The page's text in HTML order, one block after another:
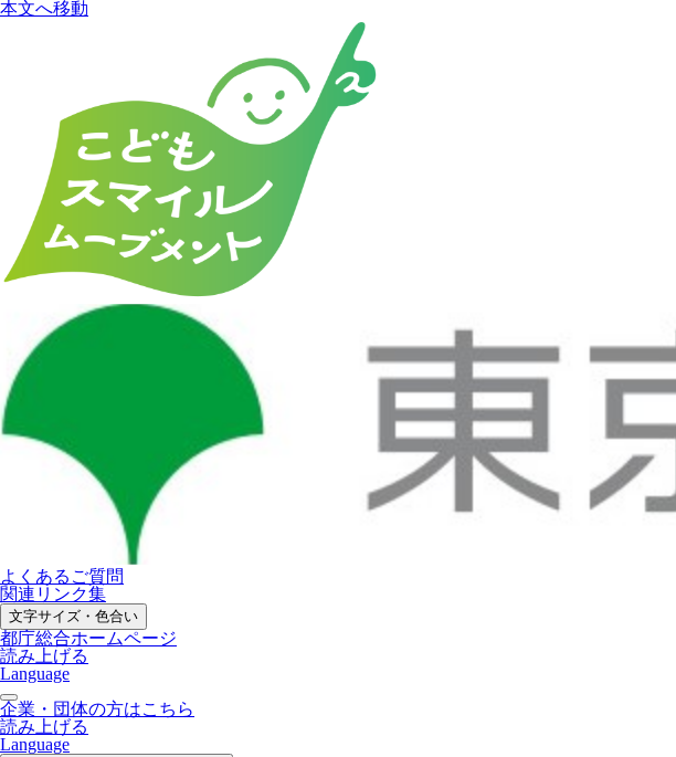
本文へ移動
よくあるご質問
関連リンク集
文字サイズ・色合い
都庁総合ホームページ
読み上げる
Language
企業・団体の方はこちら
読み上げる
Language